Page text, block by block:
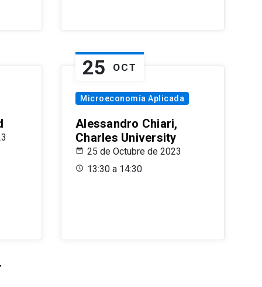
25 OCT
Microeconomía Aplicada
Alessandro Chiari,
Charles University
25 de Octubre de 2023
13:30 a 14:30